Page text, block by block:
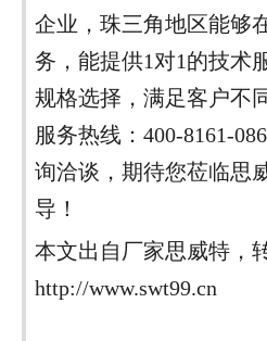
企业，珠三角地区能够
务，能提供1对1的技术
规格选择，满足客户不
服务热线：400-8161-
询洽谈，期待您莅临思
导！
本文出自厂家思威特，
http://www.swt99.cn